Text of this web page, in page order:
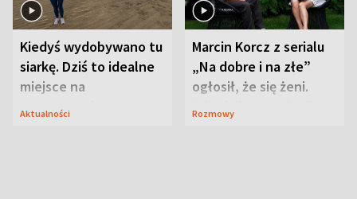
Kiedyś wydobywano tu
siarkę. Dziś to idealne
miejsce na
wypoczynek
Aktualności
Marcin Korcz z serialu
„Na dobre i na złe”
ogłosił, że się żeni.
Zdradził, co zmienił
Rozmowy